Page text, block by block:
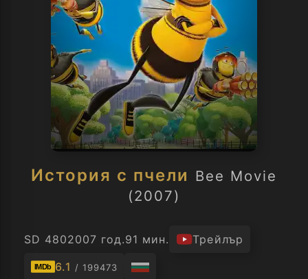
История с пчели Bee Movie
(2007)
SD 4802007 год.91 мин. Трейлър
IMDb 6.1 / 199473